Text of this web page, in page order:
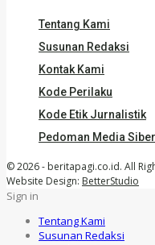
Tentang Kami
Susunan Redaksi
Kontak Kami
Kode Perilaku
Kode Etik Jurnalistik
Pedoman Media Siber
© 2026 - beritapagi.co.id. All
Website Design: BetterStudio
Sign in
Tentang Kami
Susunan Redaksi